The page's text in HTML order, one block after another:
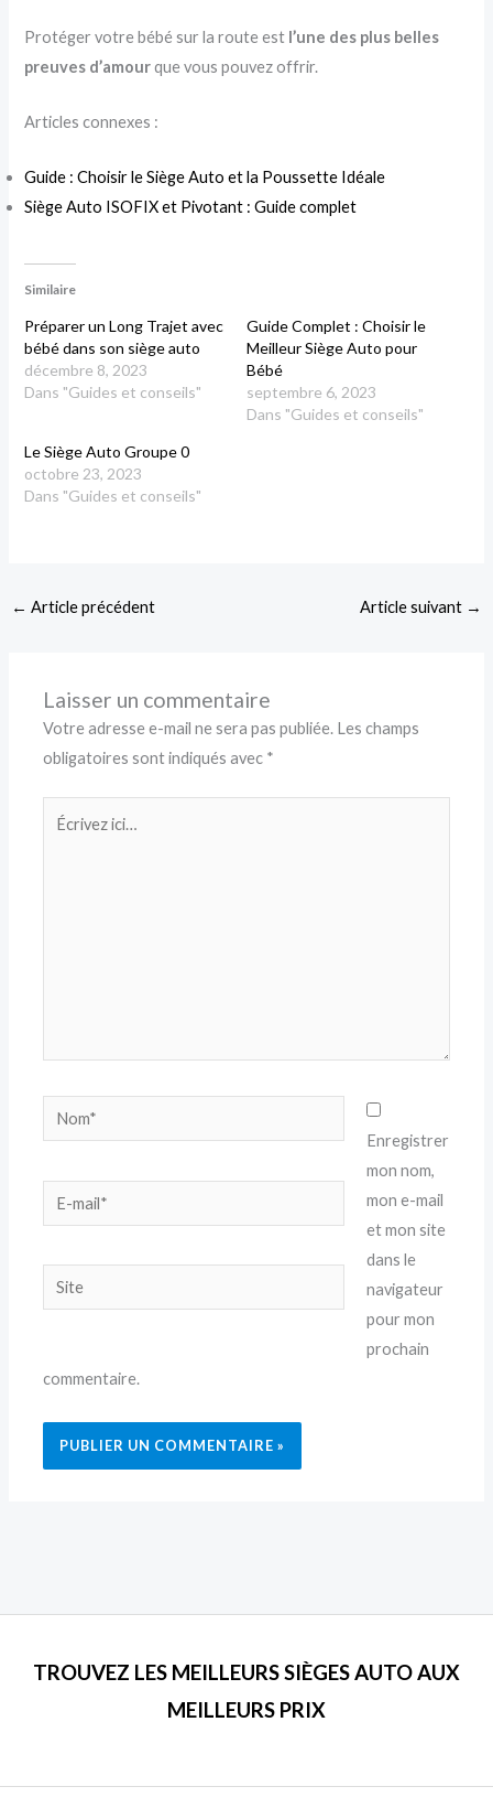
Protéger votre bébé sur la route est l’une des plus belles
preuves d’amourque vous pouvez offrir.
Articles connexes :
Guide : Choisir le Siège Auto et la Poussette Idéale
Siège Auto ISOFIX et Pivotant : Guide complet
Similaire
Préparer un Long Trajet avec
bébé dans son siège auto
décembre 8, 2023
Dans "Guides et conseils"
Guide Complet : Choisir le
Meilleur Siège Auto pour
Bébé
septembre 6, 2023
Dans "Guides et conseils"
Le Siège Auto Groupe 0
octobre 23, 2023
Dans "Guides et conseils"
← Article précédent Article suivant →
Laisser un commentaire
Votre adresse e-mail ne sera pas publiée. Les champs
obligatoires sont indiqués avec *
Écrivez
Nom*
E-
mail*
Site
Enregistrer
mon nom,
mon e-mail
et mon site
dans le
navigateur
pour mon
prochain
commentaire.
TROUVEZ LES MEILLEURS SIÈGES AUTO AUX
MEILLEURS PRIX